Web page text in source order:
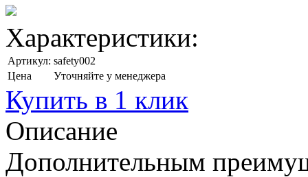
Характеристики:
Артикул: safety002
Цена
Уточняйте у менеджера
Купить в 1 клик
Описание
Дополнительным